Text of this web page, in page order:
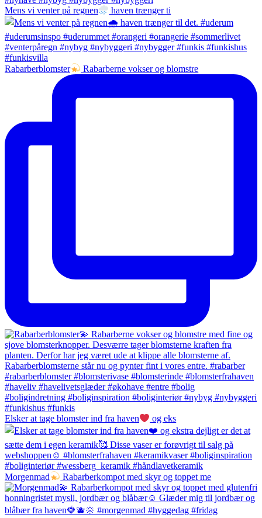
Mens vi venter på regnen haven trænger ti
Rabarberblomster Rabarberne vokser og blomstre
Elsker at tage blomster ind fra haven og eks
Morgenmad Rabarberkompot med skyr og toppet me